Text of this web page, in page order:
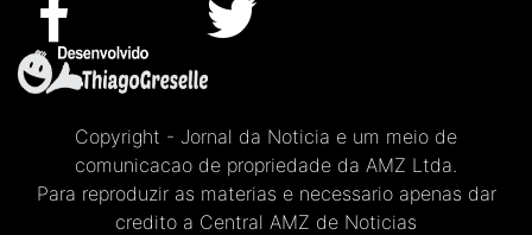
Copyright - Jornal da Noticia e um meio de
comunicacao de propriedade da AMZ Ltda.
Para reproduzir as materias e necessario apenas dar
credito a Central AMZ de Noticias